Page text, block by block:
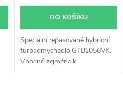
DO KOŠÍKU
Speciální repasované hybridní
turbodmychadlo GTB2056VK.
Vhodné zejména k
výkonnostním úpravám jako